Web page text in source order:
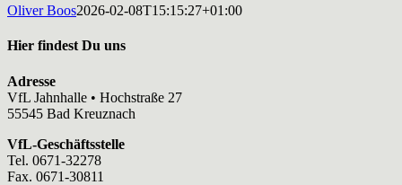
Oliver Boos2026-02-08T15:15:27+01:00
Hier findest Du uns
Adresse
VfL Jahnhalle • Hochstraße 27
55545 Bad Kreuznach
VfL-Geschäftsstelle
Tel. 0671-32278
Fax. 0671-30811